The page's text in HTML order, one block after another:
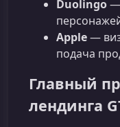
Duolingo—
Apple—
подача
Главный
лендинга